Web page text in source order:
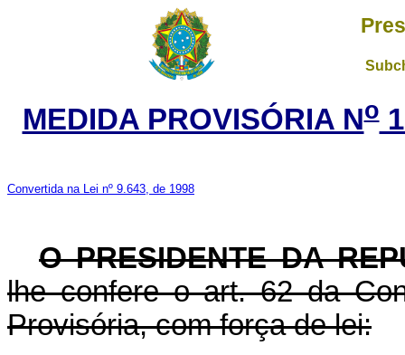
MEDIDA PROVISÓRIA No
Convertida na Lei nº 9.643, de 1998
O PRESIDENTE DA
lhe confere o art. 62 da
Provisória, com força de lei: